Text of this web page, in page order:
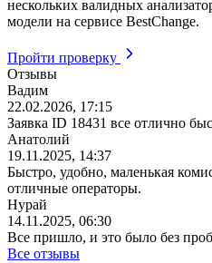
нескольких валидных
модели на сервисе BestChange.
Пройти проверку
Отзывы
Вадим
22.02.2026, 17:15
Заявка ID 18431 все отлично
Анатолий
19.11.2025, 14:37
Быстро, удобно, маленькая
отличные операторы.
Нурай
14.11.2025, 06:30
Все пришло, и это было без
Все отзывы